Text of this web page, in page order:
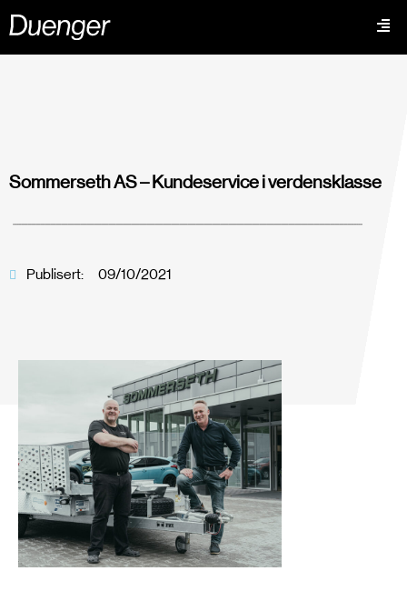
Sommerseth AS – Kundeservice i verdensklasse
Publisert: 09/10/2021